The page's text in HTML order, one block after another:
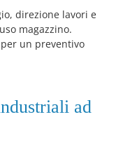
direzione lavori e
magazzino.
un preventivo
ad